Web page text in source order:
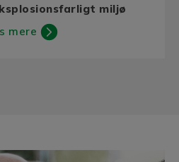
miljø
mere